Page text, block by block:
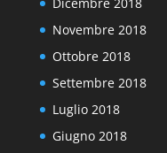
Novembre 2018
Ottobre 2018
Settembre 2018
Luglio 2018
Giugno 2018